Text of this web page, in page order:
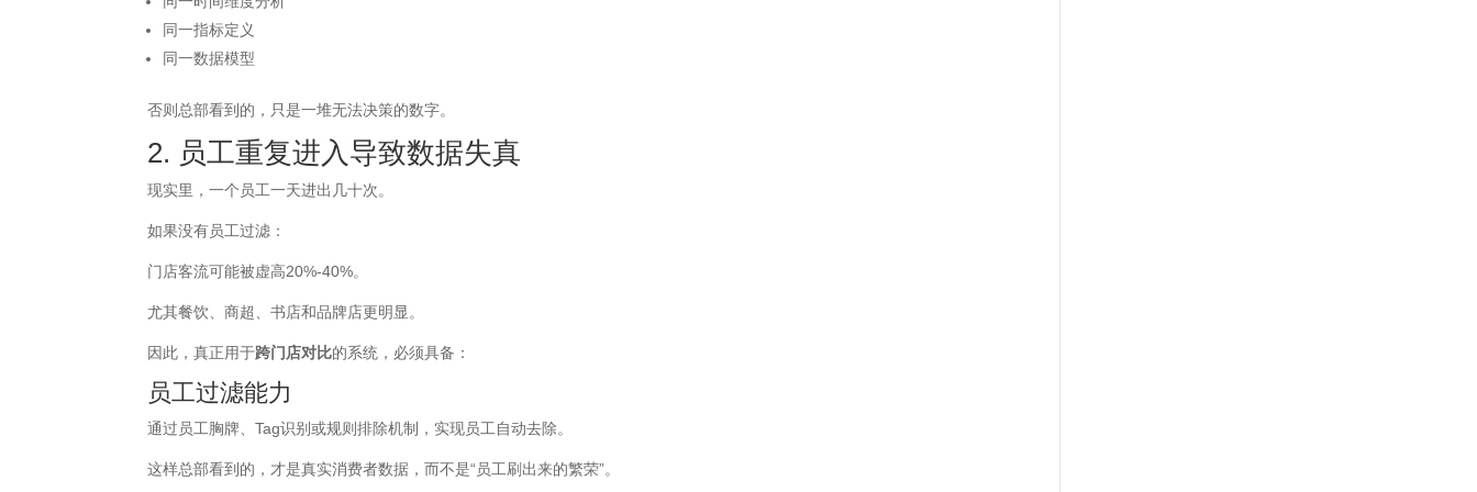
同一指标定义
同一数据模型
否则总部看到的，只是一堆无法决策的数字。
2. 员工重复进入导致数据失真
现实里，一个员工一天进出几十次。
如果没有员工过滤：
门店客流可能被虚高20%-40%。
尤其餐饮、商超、书店和品牌店更明显。
因此，真正用于跨门店对比的系统，必须具备：
员工过滤能力
通过员工胸牌、Tag识别或规则排除机制，实现员工自动去除。
这样总部看到的，才是真实消费者数据，而不是“员工刷出来的繁荣”。